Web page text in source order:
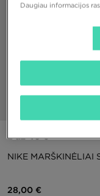
2 už 40 €
NIKE MARŠKINĖLIAI
28,00 €
Daugiau informacijos